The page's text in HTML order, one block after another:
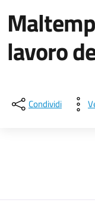
lavoro
Condividi